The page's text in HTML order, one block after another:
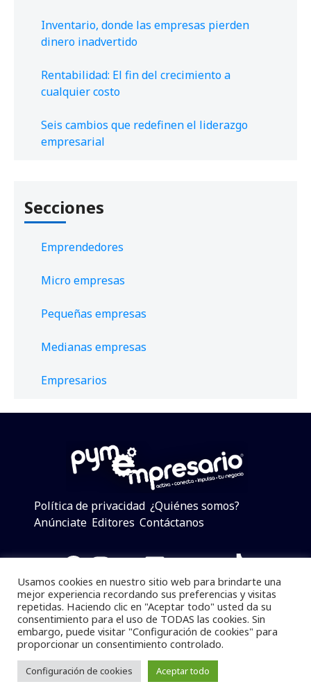
Inventario, donde las empresas pierden
dinero inadvertido
Rentabilidad: El fin del crecimiento a
cualquier costo
Seis cambios que redefinen el liderazgo
empresarial
Secciones
Emprendedores
Micro empresas
Pequeñas empresas
Medianas empresas
Empresarios
Política de privacidad ¿Quiénes somos?
Anúnciate Editores Contáctanos
Facebook
Instagram
Twitter
LinkedIn
Telegram
YouTube
TikTok
Pymempresario © 2025 Todos los derechos reservados.
Se prohibe el uso de la información total o parcial sin
dar referencia a la fuente.
Desarrollado poryalla ya!
Usamos cookies en nuestro sitio web para brindarte una
mejor experiencia recordando sus preferencias y visitas
repetidas. Haciendo clic en "Aceptar todo" usted da su
consentimiento para el uso de TODAS las cookies. Sin
embargo, puede visitar "Configuración de cookies" para
proporcionar un consentimiento controlado.
Configuración de cookies Aceptar todo